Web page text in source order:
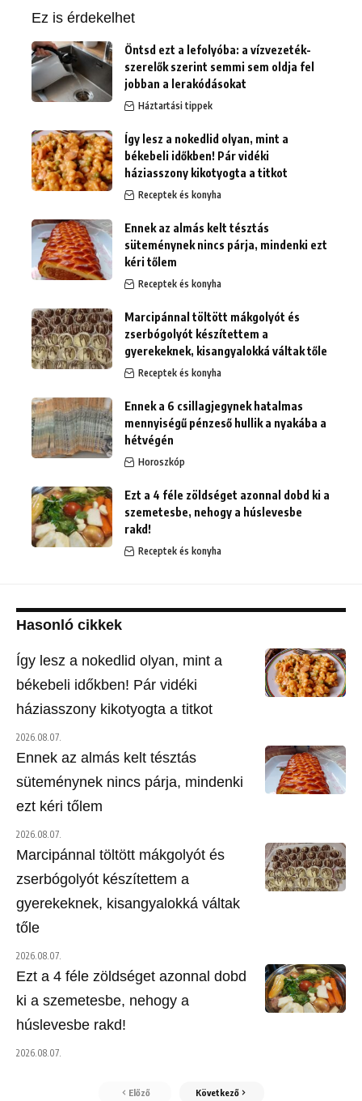
Ez is érdekelhet
Öntsd ezt a lefolyóba: a vízvezeték-
szerelők szerint semmi sem oldja fel
jobban a lerakódásokat
Háztartási tippek
Így lesz a nokedlid olyan, mint a
békebeli időkben! Pár vidéki
háziasszony kikotyogta a titkot
Receptek és konyha
Ennek az almás kelt tésztás
süteménynek nincs párja, mindenki ezt
kéri tőlem
Receptek és konyha
Marcipánnal töltött mákgolyót és
zserbógolyót készítettem a
gyerekeknek, kisangyalokká váltak tőle
Receptek és konyha
Ennek a 6 csillagjegynek hatalmas
mennyiségű pénzeső hullik a nyakába a
hétvégén
Horoszkóp
Ezt a 4 féle zöldséget azonnal dobd ki a
szemetesbe, nehogy a húslevesbe
rakd!
Receptek és konyha
Hasonló cikkek
Így lesz a nokedlid olyan, mint a
békebeli időkben! Pár vidéki
háziasszony kikotyogta a titkot
2026.08.07.
Ennek az almás kelt tésztás
süteménynek nincs párja, mindenki
ezt kéri tőlem
2026.08.07.
Marcipánnal töltött mákgolyót és
zserbógolyót készítettem a
gyerekeknek, kisangyalokká váltak
tőle
2026.08.07.
Ezt a 4 féle zöldséget azonnal dobd
ki a szemetesbe, nehogy a
húslevesbe rakd!
2026.08.07.
Előző Következő